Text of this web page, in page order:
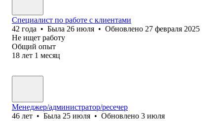
Специалист по работе с клиентами
42 года • Была 26 июля • Обновлено 27 февраля 2025
Не ищет работу
Общий опыт
18 лет 1 месяц
Менеджер/администратор/ресечер
46 лет • Была 25 июля • Обновлено 3 июля